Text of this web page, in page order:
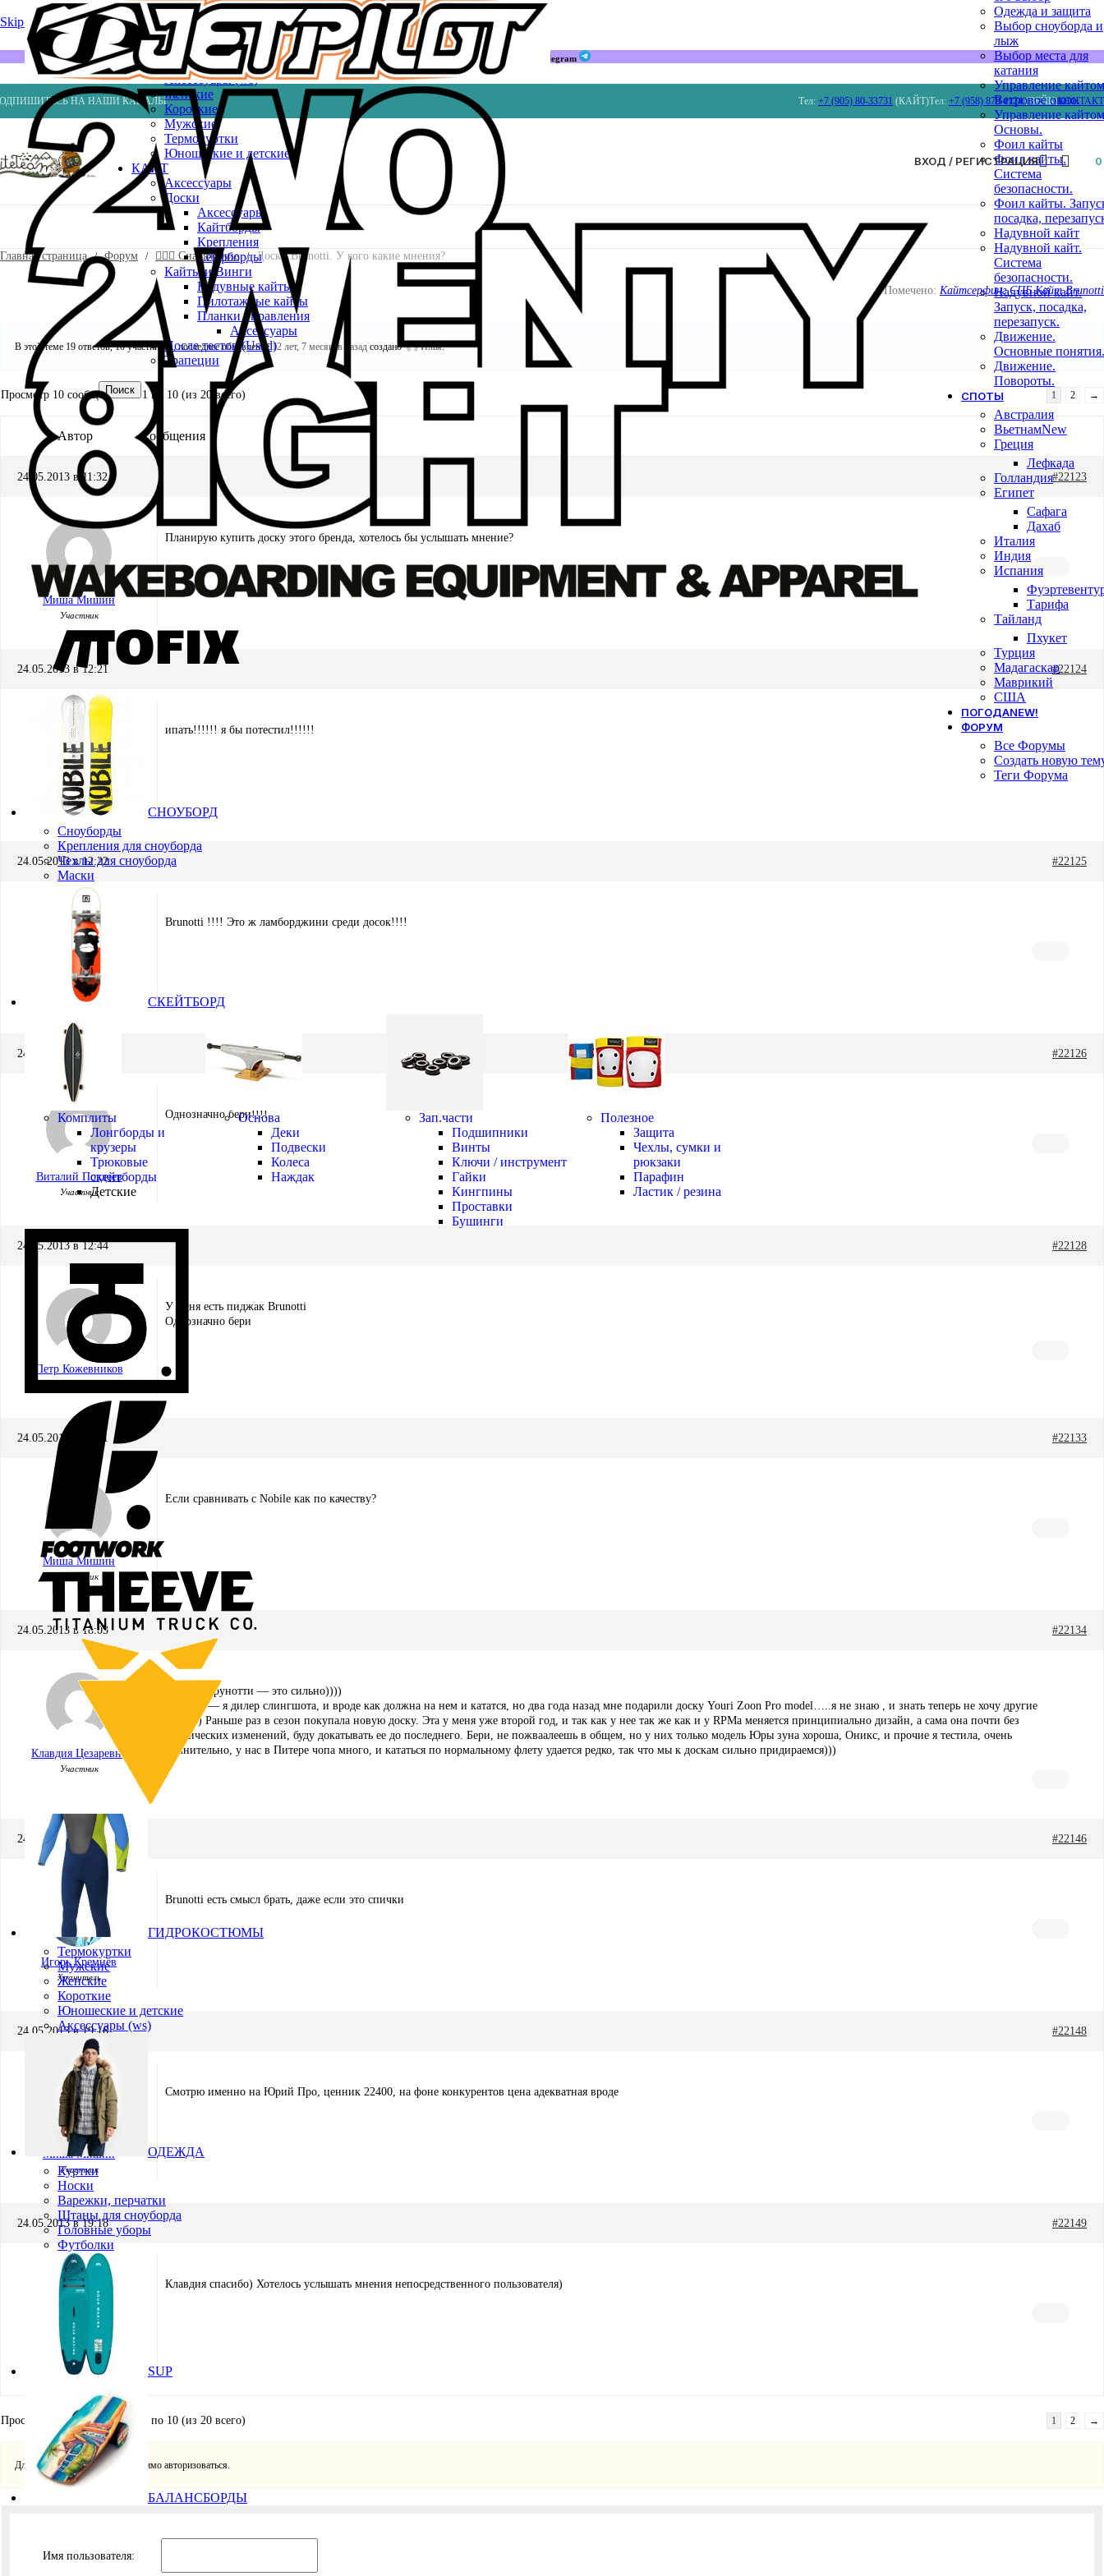
Skip to navigation Skip to main content
Мы в Telegram
НА НАШИ КАНАЛЫ Тел: +7 (905) 80-33731 (КАЙТ)Тел: +7 (958) 879 4124(ВЕЙК)
Весла
Насосы
ВЕЙК
Шлемы
ГИДРОКОСТЮМЫ
Аксессуары (ws)
Женские
Короткие
Мужские
Термокуртки
Юношеские и детские
КАЙТ
Аксессуары
Доски
Аксессуары
Кайтборды
Крепления
Серфборды
Кайты и Винги
Надувные кайты
Пилотажные кайты
Планки управления
Аксессуары
После тестов (Used)
Трапеции
Поиск
ВХОД / РЕГИСТРАЦИЯ 0
СНОУБОРД
Сноуборды
Крепления для сноуборда
Чехлы для сноуборда
Маски
СКЕЙТБОРД
Комплиты
Лонгборды и
крузеры
Трюковые
скейтборды
Детские
Основа
Деки
Подвески
Колеса
Наждак
Зап.части
Подшипники
Винты
Ключи / инструмент
Гайки
Кингпины
Проставки
Бушинги
Полезное
Защита
Чехлы, сумки и
рюкзаки
Парафин
Ластик / резина
ГИДРОКОСТЮМЫ
Термокуртки
Мужские
Женские
Короткие
Юношеские и детские
Аксессуары (ws)
ОДЕЖДА
Куртки
Носки
Варежки, перчатки
Штаны для сноуборда
Головные уборы
Футболки
SUP
БАЛАНСБОРДЫ
Одежда и защита
Выбор сноуборда и
лыж
Выбор места для
катания
Управление
Ветровое окно.
Управление
Основы.
Фоил кайты
Фоил кайты.
Система
безопасности.
Фоил кайты.
посадка,
Надувной кайт
Надувной кайт.
Система
безопасности.
Надувной кайт.
Запуск, посадка,
перезапуск.
Движение.
Основные понятия.
Движение.
Повороты.
СПОТЫ
Австралия
ВьетнамNew
Греция
Лефкада
Голландия
Египет
Сафага
Дахаб
Италия
Индия
Испания
Тарифа
Тайланд
Пхукет
Турция
Мадагаскар
Маврикий
США
ПОГОДАNEW!
ФОРУМ
Все Форумы
Создать новую
Теги Форума
Главная страница Форум 🏄🏼‍♂️ Снаряжение Доски Brunotti. У кого какие мнения?
Помечено: Кайтсерфинг СПБ Кайт Brunotti
В этой теме 19 ответов, 10 участников, последнее обновление12 лет, 7 месяцев назад создано Илья.
Просмотр 10 сообщений - с 1 по 10 (из 20 всего) 1 2 →
Автор Сообщения
24.05.2013 в 11:32 #22123
Миша Мишин
Участник
Планирую купить доску этого бренда, хотелось бы услышать мнение?
24.05.2013 в 12:21 #22124
Виталий Поздеев
Участник
ипать!!!!!! я бы потестил!!!!!!
24.05.2013 в 12:22 #22125
Виталий Поздеев
Участник
Brunotti !!!! Это ж ламборджини среди досок!!!!
24.05.2013 в 12:25 #22126
Виталий Поздеев
Участник
Однозначно бери!!!!
24.05.2013 в 12:44 #22128
Петр Кожевников
У меня есть пиджак Brunotti
Однозначно бери
24.05.2013 в 18:01 #22133
Миша Мишин
Участник
Если сравнивать с Nobile как по качеству?
24.05.2013 в 18:03 #22134
Клавдия Цезаревна
Участник
Пиджак брунотти — это сильно))))
По теме — я дилер слингшота, и вроде как должна на нем и кататся, но два года назад мне подарили доску Youri Zoon Pro model…..я не знаю , и знать теперь не хочу другие
доски)) Раньше раз в сезон покупала новую доску. Эта у меня уже второй год, и так как у нее так же как и у RPMa меняется принципиально дизайн, а сама она почти без
критических изменений, буду докатывать ее до последнего. Бери, не пожваалеешь в общем, но у них только модель Юры зуна хороша, Оникс, и прочие я тестила, очень
сомнительно, у нас в Питере чопа много, и кататься по нормальному флету удается редко, так что мы к доскам сильно придираемся)))
24.05.2013 в 18:51 #22146
Игорь Кремнёв
Хранитель
Brunotti есть смысл брать, даже если это спички
24.05.2013 в 19:16 #22148
Миша Мишин
Участник
Смотрю именно на Юрий Про, ценник 22400, на фоне конкурентов цена адекватная вроде
24.05.2013 в 19:18 #22149
Миша Мишин
Участник
Клавдия спасибо) Хотелось услышать мнения непосредственного пользователя)
Просмотр 10 сообщений - с 1 по 10 (из 20 всего) 1 2 →
Для ответа в этой теме необходимо авторизоваться.
Имя пользователя: